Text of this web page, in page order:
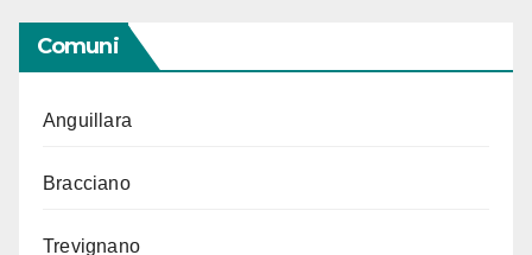
Comuni
Anguillara
Bracciano
Trevignano